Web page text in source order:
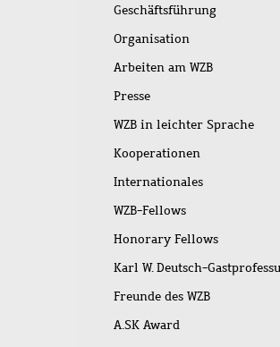
Geschäftsführung
Organisation
Arbeiten am WZB
Presse
WZB in leichter Sprache
Kooperationen
Internationales
WZB-Fellows
Honorary Fellows
Karl W. Deutsch-
Freunde des WZB
A.SK Award